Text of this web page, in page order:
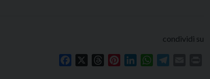
condividi su
Facebook ThreadsPinterestLinkedInWhatsApp